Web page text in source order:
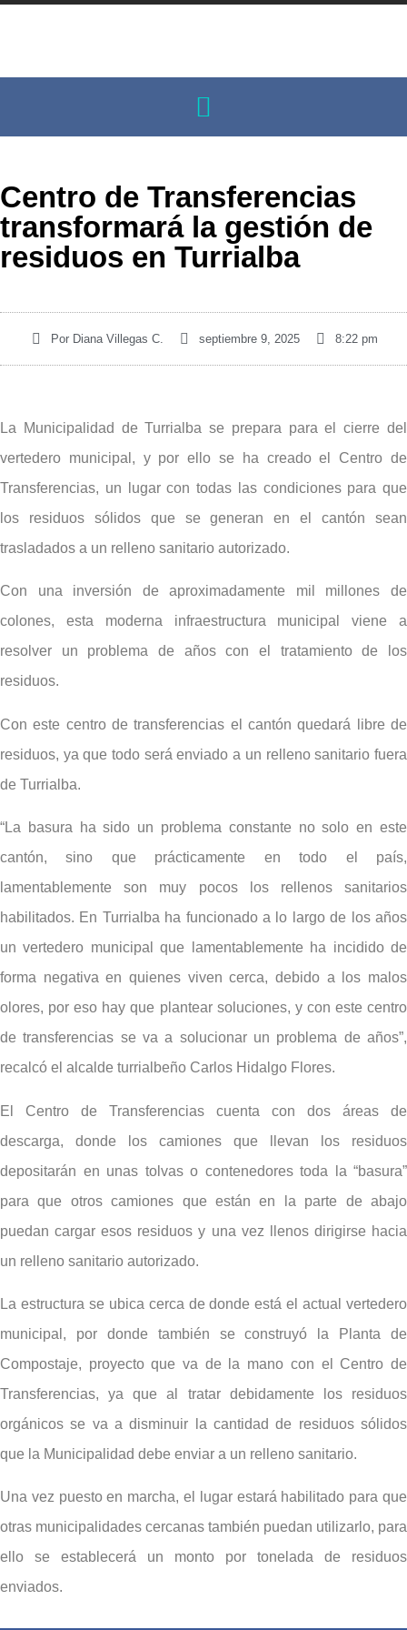
Centro de Transferencias
transformará la gestión de
residuos en Turrialba
Por Diana Villegas C. septiembre 9, 2025 8:22 pm
La Municipalidad de Turrialba se prepara para el cierre del
vertedero municipal, y por ello se ha creado el Centro de
Transferencias, un lugar con todas las condiciones para que
los residuos sólidos que se generan en el cantón sean
trasladados a un relleno sanitario autorizado.
Con una inversión de aproximadamente mil millones de
colones, esta moderna infraestructura municipal viene a
resolver un problema de años con el tratamiento de los
residuos.
Con este centro de transferencias el cantón quedará libre de
residuos, ya que todo será enviado a un relleno sanitario fuera
de Turrialba.
“La basura ha sido un problema constante no solo en este
cantón, sino que prácticamente en todo el país,
lamentablemente son muy pocos los rellenos sanitarios
habilitados. En Turrialba ha funcionado a lo largo de los años
un vertedero municipal que lamentablemente ha incidido de
forma negativa en quienes viven cerca, debido a los malos
olores, por eso hay que plantear soluciones, y con este centro
de transferencias se va a solucionar un problema de años”,
recalcó el alcalde turrialbeño Carlos Hidalgo Flores.
El Centro de Transferencias cuenta con dos áreas de
descarga, donde los camiones que llevan los residuos
depositarán en unas tolvas o contenedores toda la “basura”
para que otros camiones que están en la parte de abajo
puedan cargar esos residuos y una vez llenos dirigirse hacia
un relleno sanitario autorizado.
La estructura se ubica cerca de donde está el actual vertedero
municipal, por donde también se construyó la Planta de
Compostaje, proyecto que va de la mano con el Centro de
Transferencias, ya que al tratar debidamente los residuos
orgánicos se va a disminuir la cantidad de residuos sólidos
que la Municipalidad debe enviar a un relleno sanitario.
Una vez puesto en marcha, el lugar estará habilitado para que
otras municipalidades cercanas también puedan utilizarlo, para
ello se establecerá un monto por tonelada de residuos
enviados.